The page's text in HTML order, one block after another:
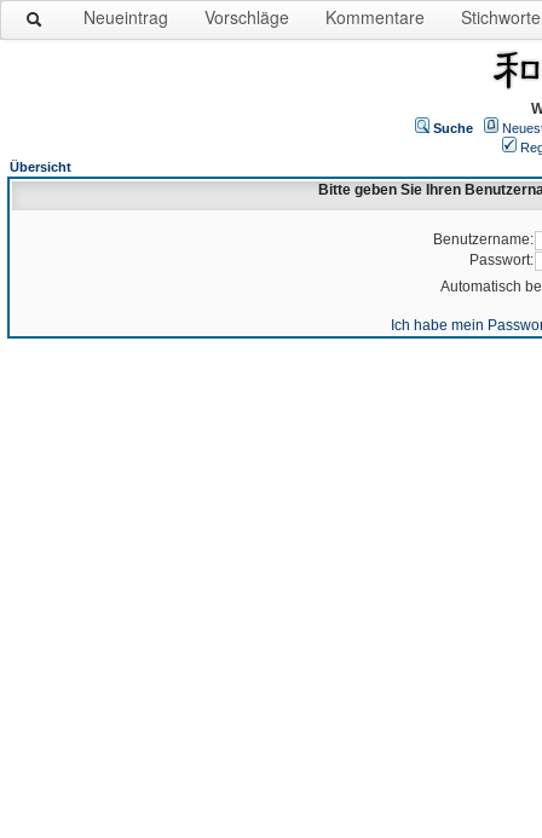
Neueintrag Vorschläge Kommentare Stichworte
Suche
Übersicht
Bitte geben Sie Ihren
Benutzername:
Passwort:
Automatisch
Ich habe mein